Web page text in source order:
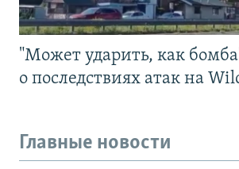
"Может ударить, как
о последствиях атак на
Главные новости